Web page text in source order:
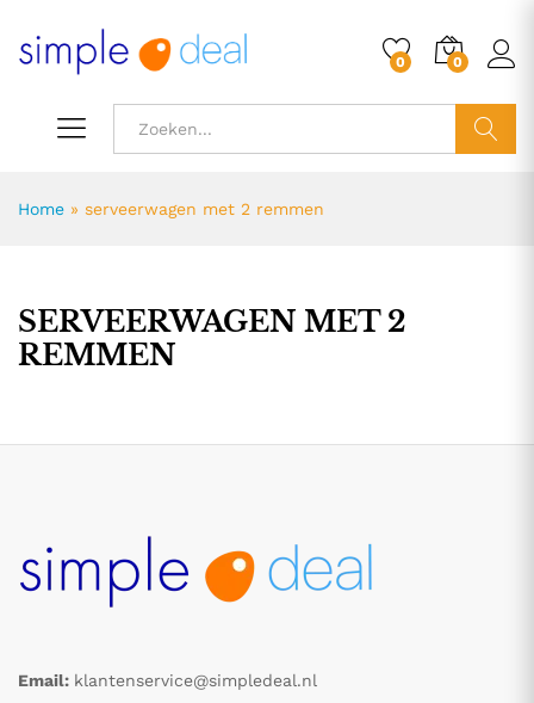
0 0
Home » serveerwagen met 2 remmen
SERVEERWAGEN MET 2
REMMEN
Email: klantenservice@simpledeal.nl